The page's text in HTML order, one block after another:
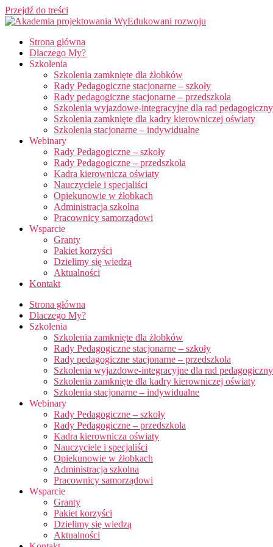
Przejdź do treści
Strona główna
Dlaczego My?
Szkolenia
Szkolenia zamknięte dla żłobków
Rady Pedagogiczne stacjonarne – szkoły
Rady pedagogiczne stacjonarne – przedszkola
Szkolenia wyjazdowe-integracyjne dla rad
Szkolenia zamknięte dla kadry kierowniczej oświaty
Szkolenia stacjonarne – indywidualne
Webinary
Rady Pedagogiczne – szkoły
Rady Pedagogiczne – przedszkola
Kadra kierownicza oświaty
Nauczyciele i specjaliści
Opiekunowie w żłobkach
Administracja szkolna
Pracownicy samorządowi
Wsparcie
Granty
Pakiet korzyści
Dzielimy się wiedzą
Aktualności
Kontakt
Strona główna
Dlaczego My?
Szkolenia
Szkolenia zamknięte dla żłobków
Rady Pedagogiczne stacjonarne – szkoły
Rady pedagogiczne stacjonarne – przedszkola
Szkolenia wyjazdowe-integracyjne dla rad
Szkolenia zamknięte dla kadry kierowniczej oświaty
Szkolenia stacjonarne – indywidualne
Webinary
Rady Pedagogiczne – szkoły
Rady Pedagogiczne – przedszkola
Kadra kierownicza oświaty
Nauczyciele i specjaliści
Opiekunowie w żłobkach
Administracja szkolna
Pracownicy samorządowi
Wsparcie
Granty
Pakiet korzyści
Dzielimy się wiedzą
Aktualności